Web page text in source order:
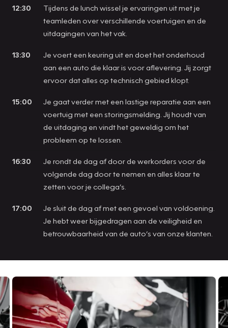
12:30
Tijdens de lunch wissel je ervaringen uit met je
teamleden over verschillende voertuigen en de
uitdagingen van het vak.
13:30
Je voert een keuring uit en doet het onderhoud
aan een auto die klaar is voor aflevering. Jij zorgt
ervoor dat alles op technisch gebied klopt.
15:00
Je gaat verder met een lastige reparatie aan een
voertuig met een storingsmelding. Jij houdt van
de uitdaging en vindt het geweldig om het
probleem op te lossen.
16:30
Je rondt de dag af door de werkorders voor de
volgende dag door te nemen en alles klaar te
zetten voor je collega’s.
17:00
Je sluit de dag af met een gevoel van voldoening.
Je hebt weer bijgedragen aan de veiligheid en
betrouwbaarheid van de auto’s van onze klanten.